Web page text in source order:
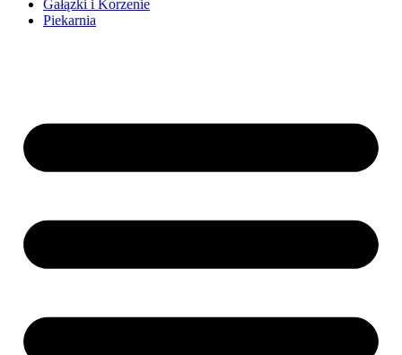
Gałązki i Korzenie
Piekarnia